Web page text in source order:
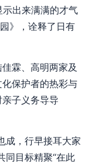
出来满满的才气
》，诠释了日有
霖、高明两家及
保护者的热彩与
子义务导导
成，行早接耳大家
同目标精聚“在此